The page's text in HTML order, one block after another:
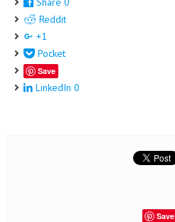
Reddit
+1
Pocket
Save
LinkedIn 0
Save